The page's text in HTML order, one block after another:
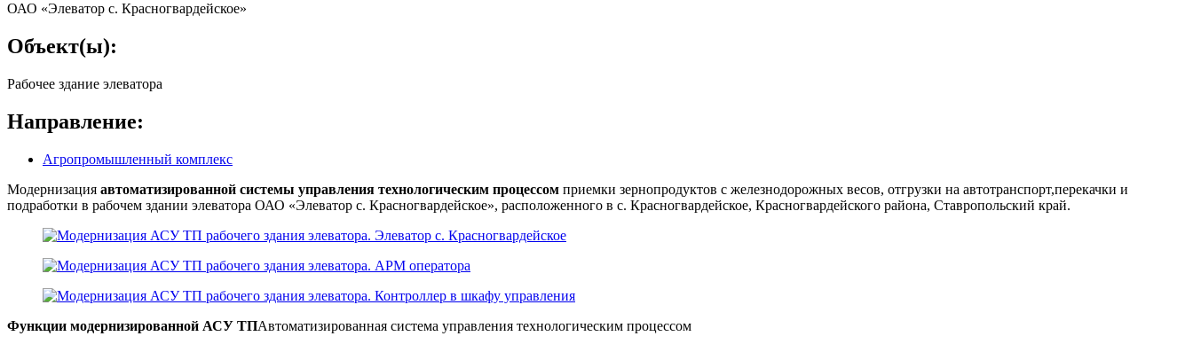
ОАО «Элеватор с. Красногвардейское»
Объект(ы):
Рабочее здание элеватора
Направление:
Агропромышленный комплекс
Модернизация автоматизированной системы управления технологическим процессом приемки зернопродуктов с железнодорожных весов, отгрузки на автотранспорт,перекачки и
подработки в рабочем здании элеватора ОАО «Элеватор с. Красногвардейское», расположенного в с. Красногвардейское, Красногвардейского района, Ставропольский край.
Функции модернизированной АСУ ТПАвтоматизированная система управления технологическим процессом